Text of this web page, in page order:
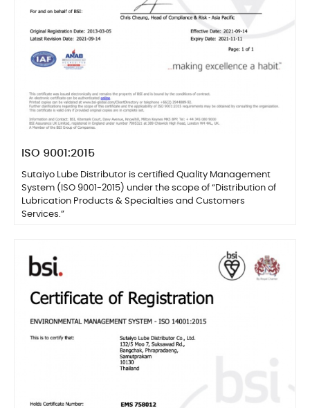
ISO 9001:2015
Sutaiyo Lube Distributor is certified Quality Management
System (ISO 9001-2015) under the scope of “Distribution of
Lubrication Products & Specialties and Customers
Services.”